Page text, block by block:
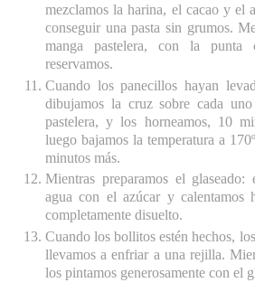
mezclamos la harina, el cacao y el
conseguir una pasta sin grumos.
manga pastelera, con la
reservamos.
Cuando los panecillos hayan
dibujamos la cruz sobre cada
pastelera, y los horneamos, 10
luego bajamos la temperatura a
minutos más.
Mientras preparamos el
agua con el azúcar y calentamos
completamente disuelto.
Cuando los bollitos estén hechos,
llevamos a enfriar a una rejilla.
los pintamos generosamente con el